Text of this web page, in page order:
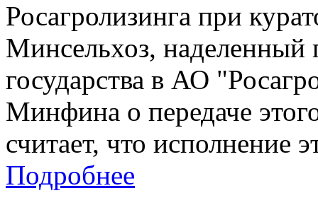
Росагролизинга при
Минсельхоз, наделенный
государства в АО
Минфина о передаче
считает, что исполнение
Подробнее